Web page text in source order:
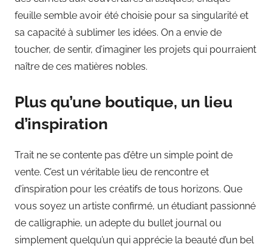
feuille semble avoir été choisie pour sa singularité et
sa capacité à sublimer les idées. On a envie de
toucher, de sentir, d’imaginer les projets qui pourraient
naître de ces matières nobles.
Plus qu’une boutique, un lieu
d’inspiration
Trait ne se contente pas d’être un simple point de
vente. C’est un véritable lieu de rencontre et
d’inspiration pour les créatifs de tous horizons. Que
vous soyez un artiste confirmé, un étudiant passionné
de calligraphie, un adepte du bullet journal ou
simplement quelqu’un qui apprécie la beauté d’un bel